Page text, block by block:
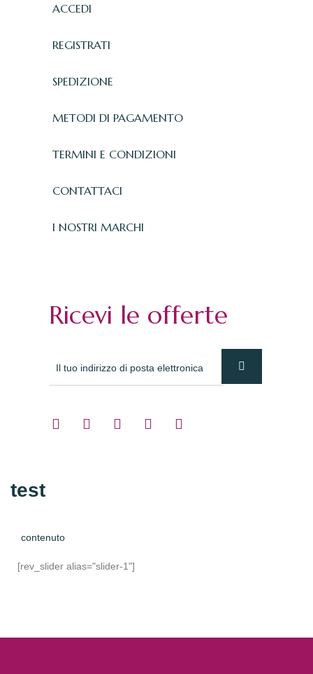
ACCEDI
REGISTRATI
SPEDIZIONE
METODI DI PAGAMENTO
TERMINI E CONDIZIONI
CONTATTACI
I NOSTRI MARCHI
Ricevi le offerte
test
contenuto
[rev_slider alias="slider-1"]